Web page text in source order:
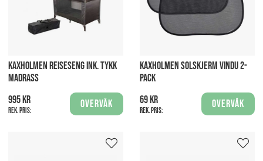
KAXHOLMEN REISESENG INK. TYKK
MADRASS
995 kr
Rek. pris:
Overvåk
KAXHOLMEN SOLSKJERM VINDU 2-
PACK
69 kr
Rek. pris:
Overvåk